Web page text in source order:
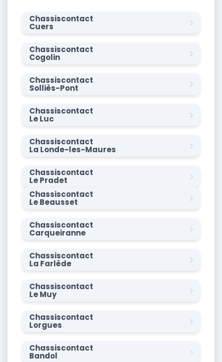
Chassiscontact
Cuers
Chassiscontact
Cogolin
Chassiscontact
Solliès-Pont
Chassiscontact
Le Luc
Chassiscontact
La Londe-les-Maures
Chassiscontact
Le Pradet
Chassiscontact
Le Beausset
Chassiscontact
Carqueiranne
Chassiscontact
La Farlède
Chassiscontact
Le Muy
Chassiscontact
Lorgues
Chassiscontact
Bandol